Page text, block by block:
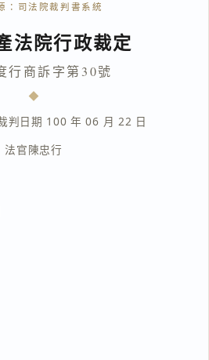
：司法院裁判書系統
法院行政裁定
行商訴字第30號
判日期 100 年 06 月 22 日
法官陳忠行